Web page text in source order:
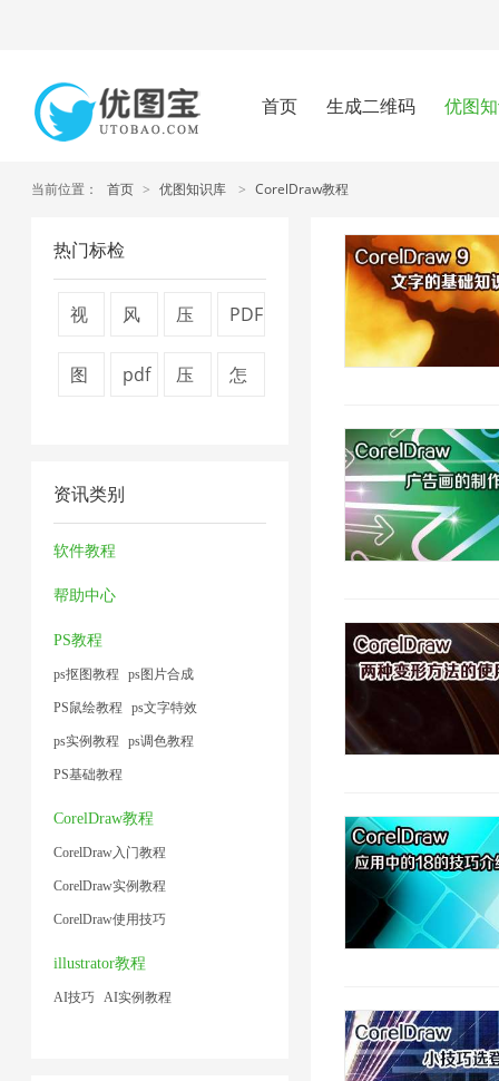
首页 生成二维码 优图
当前位置： 首页 > 优图知识库 > CorelDraw教程
热门标检
视
1
风
1
压
小
PDF
1
图
缩
7
pdf
方
压
怎
资讯类别
软件教程
帮助中心
PS教程
ps抠图教程 ps图片合成
PS鼠绘教程 ps文字特效
ps实例教程 ps调色教程
PS基础教程
CorelDraw教程
CorelDraw入门教程
CorelDraw实例教程
CorelDraw使用技巧
illustrator教程
AI技巧 AI实例教程